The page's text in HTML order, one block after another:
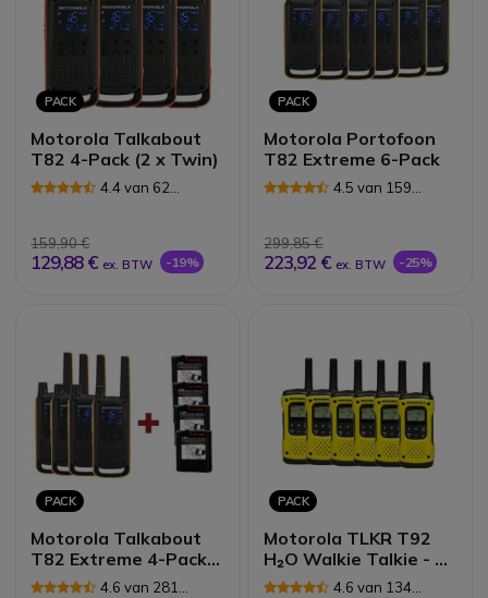
PACK
Motorola Talkabout
T82 4-Pack (2 x Twin)
4.4 van 62
159,90 €
129,88 € ex. BTW -19%
PACK
Motorola Portofoon
T82 Extreme 6-Pack
4.5 van 159
299,85 €
223,92 € ex. BTW -25%
PACK
Motorola Talkabout
T82 Extreme 4-Pack +
4x Reserve Batterijen
4.6 van 281
PACK
Motorola TLKR T92
H₂O Walkie Talkie - 6-
Pack
4.6 van 134